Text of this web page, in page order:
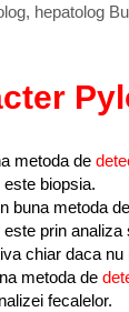
hepatolog
metoda de
biopsia.
buna metoda de
prin analiza
chiar daca nu
metoda de
fecalelor.